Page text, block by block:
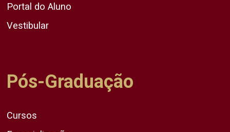
Portal do Aluno
Vestibular
Pós-Graduação
Cursos